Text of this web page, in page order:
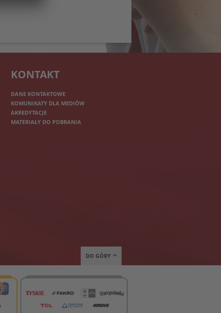
KONTAKT
DANE KONTAKTOWE
KOMUNIKATY DLA MEDIÓW
AKREDYTACJE
MATERIAŁY DO POBRANIA
DO GÓRY